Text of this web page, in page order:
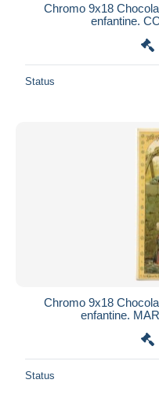
Chromo 9x18
enfantine.
Status
Chromo 9x18
enfantine.
Status